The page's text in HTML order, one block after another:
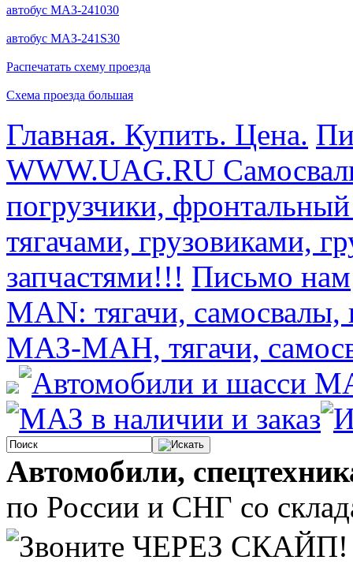
автобус МАЗ-241030
автобус МАЗ-241S30
Распечатать схему проезда
Схема проезда большая
Главная. Купить. Цена.
WWW.UAG.RU
погрузчики,
тягачами, грузовиками,
запчастями!!! Письмо нам
MAN: тягачи, самосвалы,
МАЗ-МАН, тягачи,
Автомобили,
по России и СНГ со